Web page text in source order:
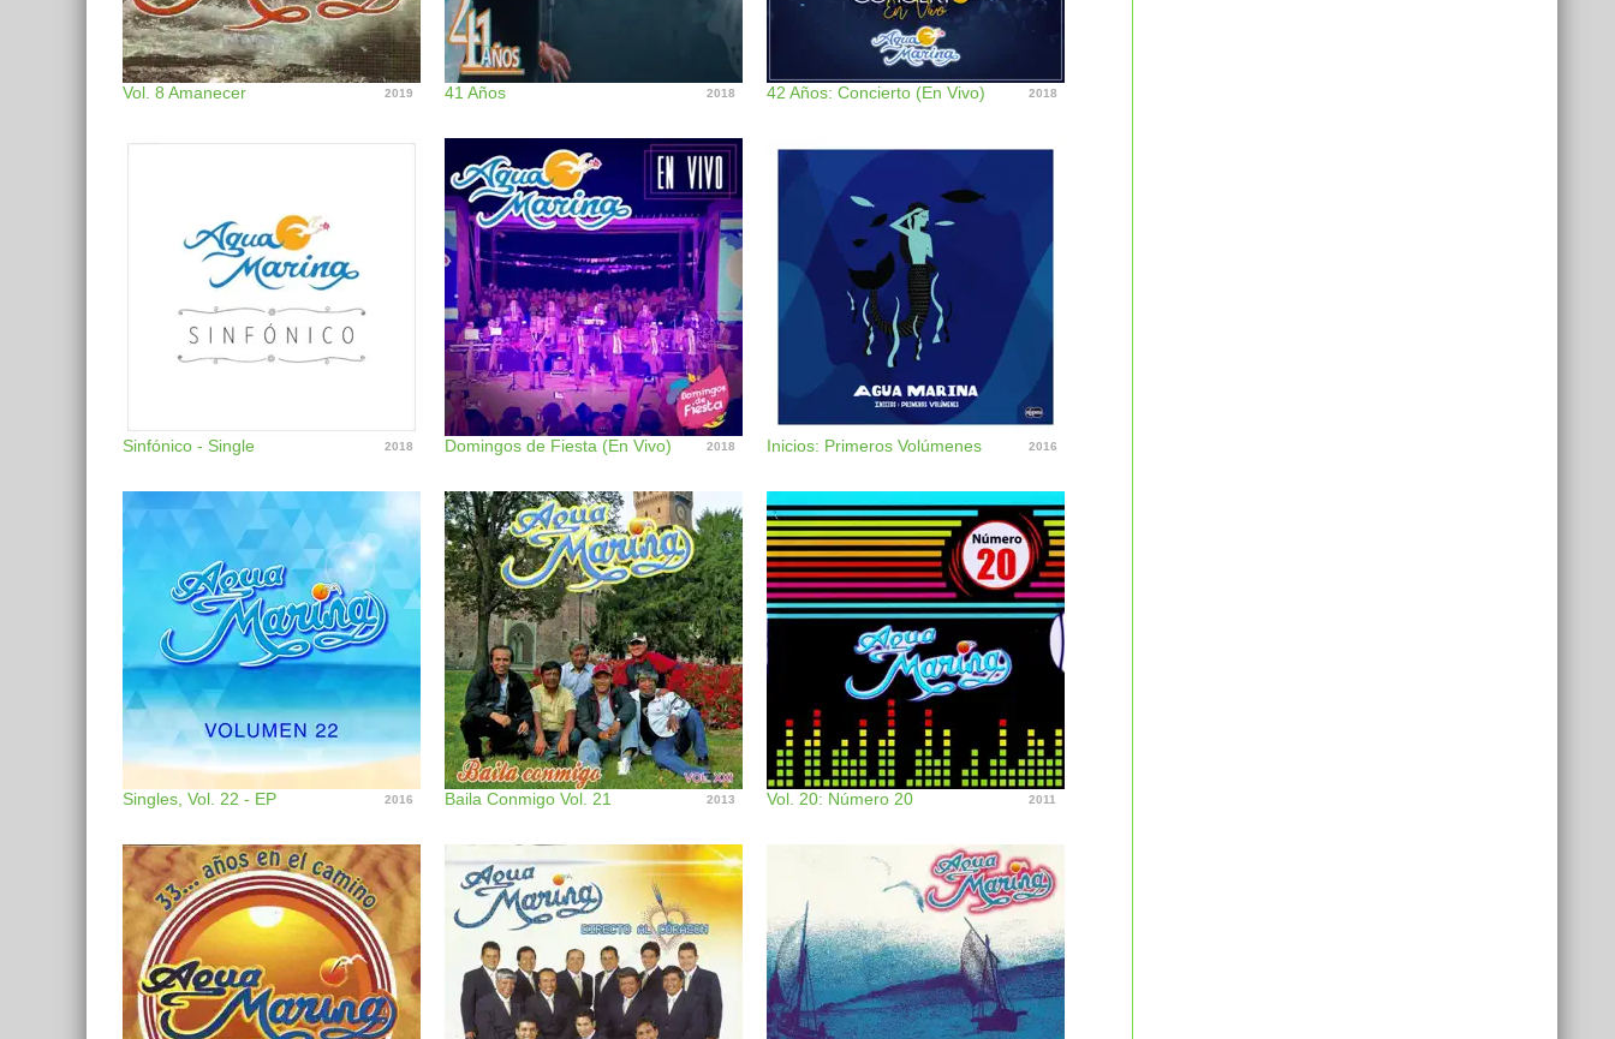
Vol. 8 Amanecer 2019 41 Años 2018 42 Años: Concierto (En Vivo) 2018
Sinfónico - Single 2018 Domingos de Fiesta (En Vivo) 2018 Inicios: Primeros Volúmenes 2016
Singles, Vol. 22 - EP 2016 Baila Conmigo Vol. 21 2013 Vol. 20: Número 20 2011